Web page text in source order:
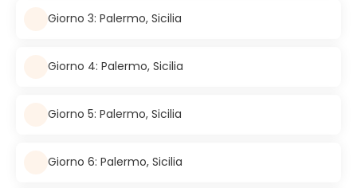
Giorno 3: Palermo, Sicilia
Giorno 4: Palermo, Sicilia
Giorno 5: Palermo, Sicilia
Giorno 6: Palermo, Sicilia